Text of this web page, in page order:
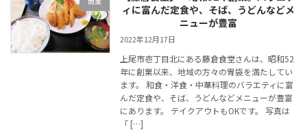
ィに富んだ定食や、そば、うどんなどメ
ニューが豊富
2022年12月17日
上尾市壱丁目北にある藤倉食堂さんは、昭和52
年に創業以来、地域の方々の胃袋を満たしてい
ます。 和食・洋食・中華料理のバラエティに富
んだ定食や、そば、うどんなどメニューが豊富
にあります。 テイクアウトもOKです。 写真は
「 […]